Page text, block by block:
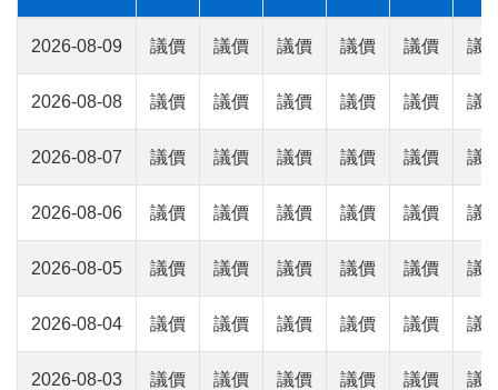
2026-08-09 議價 議價 議價 議價 議價 議
2026-08-08 議價 議價 議價 議價 議價 議
2026-08-07 議價 議價 議價 議價 議價 議
2026-08-06 議價 議價 議價 議價 議價 議
2026-08-05 議價 議價 議價 議價 議價 議
2026-08-04 議價 議價 議價 議價 議價 議
2026-08-03 議價 議價 議價 議價 議價 議